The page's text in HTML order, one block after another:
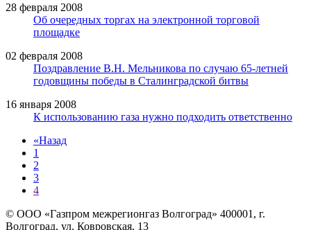
28 февраля 2008
Об очередных торгах на электронной торговой
площадке
02 февраля 2008
Поздравление В.Н. Мельникова по случаю 65-летней
годовщины победы в Сталинградской битвы
16 января 2008
К использованию газа нужно подходить ответственно
«Назад
1
2
3
4
© ООО «Газпром межрегионгаз Волгоград» 400001, г.
Волгоград, ул. Ковровская, 13